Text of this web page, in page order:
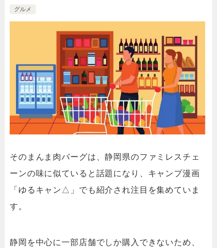
グルメ
そのまんま肉バーグは、静岡県のファミレスチェ
ーンの味に似ていると話題になり、キャンプ漫画
「ゆるキャン△」でも紹介され注目を集めていま
す。
静岡を中心に一部店舗でしか購入できないため、